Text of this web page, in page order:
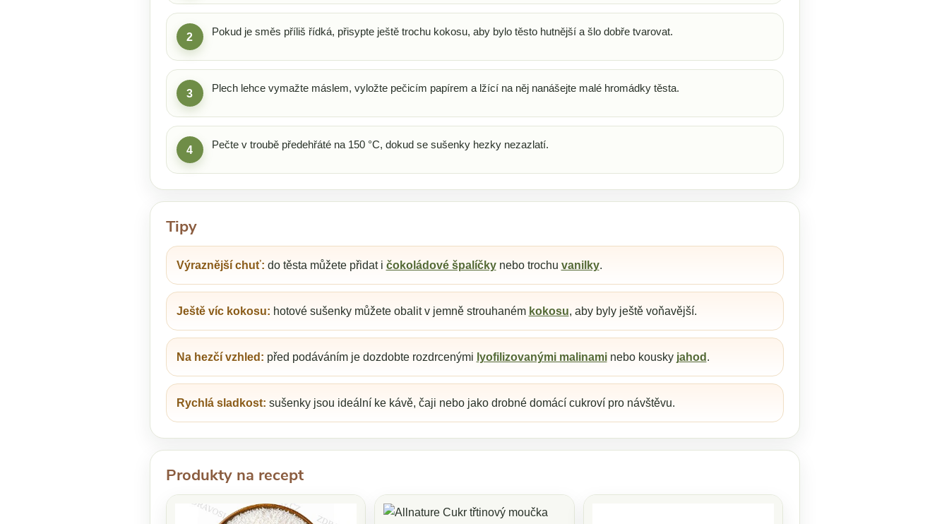
2 Pokud je směs příliš řídká, přisypte ještě trochu kokosu, aby bylo těsto hutnější a šlo dobře tvarovat.
3 Plech lehce vymažte máslem, vyložte pečicím papírem a lžící na něj nanášejte malé hromádky těsta.
4 Pečte v troubě předehřáté na 150 °C, dokud se sušenky hezky nezazlatí.
Tipy
Výraznější chuť: do těsta můžete přidat i čokoládové špalíčkynebo trochu vanilky.
Ještě víc kokosu: hotové sušenky můžete obalit v jemně strouhaném kokosu, aby byly ještě voňavější.
Na hezčí vzhled: před podáváním je dozdobte rozdrcenými lyofilizovanými malinaminebo kousky jahod .
Rychlá sladkost: sušenky jsou ideální ke kávě, čaji nebo jako drobné domácí cukroví pro návštěvu.
Produkty na recept